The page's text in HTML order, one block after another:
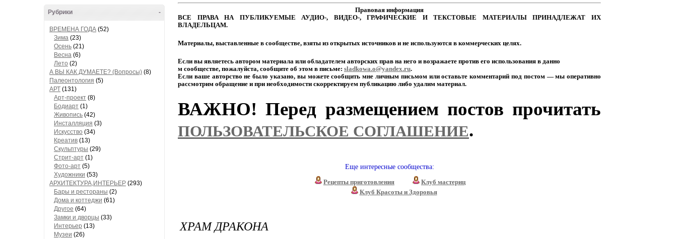
-
Рубрики
ВРЕМЕНА ГОДА (52)
Зима (23)
Осень (21)
Весна (6)
Лето (2)
А ВЫ КАК ДУМАЕТЕ? (Вопросы) (8)
Палеонтология (5)
АРТ (131)
Арт-проект (8)
Бодиарт (1)
Живопись (42)
Инсталляция (3)
Искусство (34)
Креатив (13)
Скульптуры (29)
Стрит-арт (1)
Фото-арт (5)
Художники (53)
АРХИТЕКТУРА,ИНТЕРЬЕР (293)
Бары и рестораны (2)
Дома и коттеджи (61)
Другое (64)
Замки и дворцы (33)
Интерьер (13)
Музеи (26)
Правовая информация
ВСЕ ПРАВАНА ПУБЛИКУЕМЫЕ АУДИО-, ВИДЕО-,ГРАФИЧЕСКИЕ ИТЕКСТОВЫЕ МАТЕРИАЛЫПРИНАДЛЕЖАТ ИХ
ВЛАДЕЛЬЦАМ.
Материалы, выставленные в сообществе, взяты из открытых источников и не используются в коммерческих целях.
Если вы являетесь автором материала или обладателем авторских прав на него и возражаете против его использования в данно
м сообществе, пожалуйста, сообщите об этом в письме: sladkowa.o@yandex.ru.
Если вашеавторство не было указано,выможетесообщить мне личнымписьмомилиоставьте комментарий подпостом— мы оперативно
рассмотрим обращение и при необходимости скорректируем публикацию либо удалим материал.
ВАЖНО! Перед размещением постов прочитать
ПОЛЬЗОВАТЕЛЬСКОЕ СОГЛАШЕНИЕ.
Еще интересные сообщества:
Рецепты приготовления
Клуб мастериц
Клуб Красоты и Здоровья
ХРАМ ДРАКОНА